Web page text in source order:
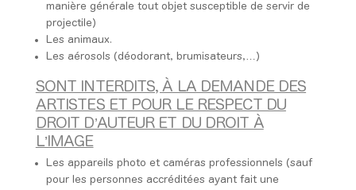
manière générale tout objet susceptible de servir de
projectile)
Les animaux.
Les aérosols (déodorant, brumisateurs,…)
SONT INTERDITS, À LA DEMANDE DES
ARTISTES ET POUR LE RESPECT DU
DROIT D’AUTEUR ET DU DROIT À
L’IMAGE
Les appareils photo et caméras professionnels (sauf
pour les personnes accréditées ayant fait une